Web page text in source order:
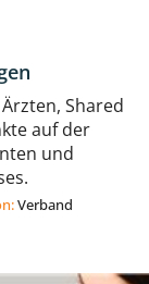
Shared
auf der
und
Verband